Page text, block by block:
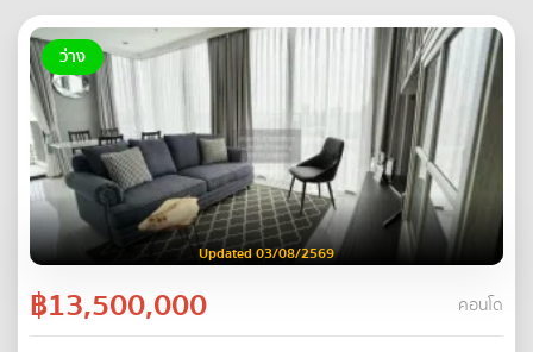
ว่าง
Updated 03/08/2569
฿13,500,000 คอนโด